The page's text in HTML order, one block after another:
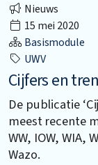
Nieuws
15 mei 2020
Basismodule
UWV
Cijfers en
De publicatie
meest recente
WW, IOW, WIA,
Wazo.